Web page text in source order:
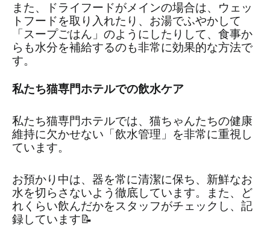
また、ドライフードがメインの場合は、ウェッ
トフードを取り入れたり、お湯でふやかして
「スープごはん」のようにしたりして、食事か
らも水分を補給するのも非常に効果的な方法で
す。
私たち猫専門ホテルでの飲水ケア
私たち猫専門ホテルでは、猫ちゃんたちの健康
維持に欠かせない「飲水管理」を非常に重視し
ています。
お預かり中は、器を常に清潔に保ち、新鮮なお
水を切らさないよう徹底しています。また、ど
れくらい飲んだかをスタッフがチェックし、記
録しています📝